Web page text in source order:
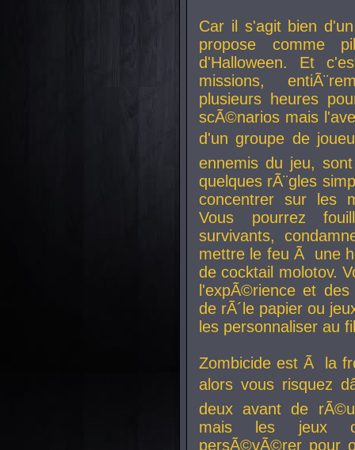
Car il s'agit bien
propose comme
d'Halloween. Et
missions,
plusieurs heures
scÃ©narios mais
d'un groupe de
ennemis du jeu,
quelques rÃ¨gles
concentrer sur les
Vous pourrez
survivants,
mettre le feu Ã une
de cocktail molotov.
l'expÃ©rience et
de rÃ´le papier ou
les personnaliser au
Zombicide est Ã la
alors vous risquez
deux avant de
mais les jeux
persÃ©vÃ©rer pour